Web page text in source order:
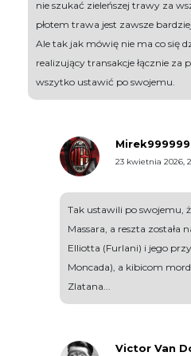
nie szukać zieleńszej trawy za
płotem trawa jest zawsze
Ale tak jak mówię nie ma co się
realizujący transakcje łącznie za
wszytko ustawić po swojemu.
23 kwietnia 2026,
Tak ustawili po swojemu,
Massara, a reszta została
Elliotta (Furlani) i jego
Moncada), a kibicom
Zlatana...
Victor Van